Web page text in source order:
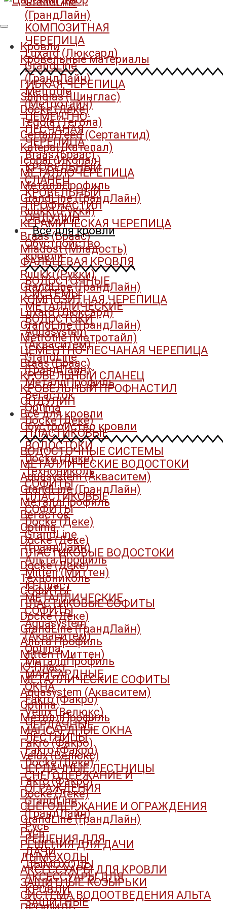
(ГрандЛайн)
КОМПОЗИТНАЯ
ЧЕРЕПИЦА
Luxard (Люксард)
GrandLine
(ГрандЛайн)
Metrotile
(Метротайл)
ЦЕМЕНТНО-
ПЕСЧАНАЯ
ЧЕРЕПИЦА
Braas (Браас)
КРОВЕЛЬНЫЙ
СЛАНЕЦ
КРОВЕЛЬНЫЙ
ПРОФНАСТИЛ
ОНДУЛИН
Всё для кровли
Обустройство
кровли
ВОДОСТОЧНЫЕ
СИСТЕМЫ
МЕТАЛЛИЧЕСКИЕ
ВОДОСТОКИ
Aquasystem
(Акваситем)
GrandLine
(ГрандЛайн)
МеталлПрофиль
Вегасток
Optima
Docke (Деке)
ПЛАСТИКОВЫЕ
ВОДОСТОКИ
Docke (Деке)
Технониколь
СОФИТЫ
ПЛАСТИКОВЫЕ
СОФИТЫ
Docke (Деке)
GrandLine
(ГрандЛайн)
Альта Профиль
Mitten (Миттен)
Ю-Пласт
МЕТАЛЛИЧЕСКИЕ
СОФИТЫ
Aquasystem
(Акваситем)
Optima
МеталлПрофиль
МАНСАРДНЫЕ
ОКНА
Fakro (Факро)
Velux (Велюкс)
ЧЕРДАЧНЫЕ
ЛЕСТНИЦЫ
Fakro (Факро)
Docke (Деке)
СНЕГОДЕРЖАНИЕ И
ОГРАЖДЕНИЯ
GrandLine
(ГрандЛайн)
Русь
РЕШЕНИЯ ДЛЯ
ДАЧИ
ДЫМОХОДЫ
АКСЕССУАРЫ ДЛЯ
КРОВЛИ
ЗАЩИТНЫЕ
Кровли
Кровельные материалы
ГИБКАЯ ЧЕРЕПИЦА
Shinglas (Шинглас)
Döcke (Дёке)
Tegola (Тегола)
CertainTeed (Сертантид)
Katepal (Катепал)
Icopal (Икопал)
МЕТАЛЛОЧЕРЕПИЦА
МеталлПрофиль
GrandLine (ГрандЛайн)
Ruukki (Рукки)
КЕРАМИЧЕСКАЯ ЧЕРЕПИЦА
Braas (Браас)
Mladost (Младость)
ФАЛЬЦЕВАЯ КРОВЛЯ
Ruukki (Рукки)
GrandLine (ГрандЛайн)
КОМПОЗИТНАЯ ЧЕРЕПИЦА
Luxard (Люксард)
GrandLine (ГрандЛайн)
Metrotile (Метротайл)
ЦЕМЕНТНО-ПЕСЧАНАЯ ЧЕРЕПИЦА
Braas (Браас)
КРОВЕЛЬНЫЙ СЛАНЕЦ
КРОВЕЛЬНЫЙ ПРОФНАСТИЛ
ОНДУЛИН
Всё для кровли
Обустройство кровли
ВОДОСТОЧНЫЕ СИСТЕМЫ
МЕТАЛЛИЧЕСКИЕ ВОДОСТОКИ
Aquasystem (Акваситем)
GrandLine (ГрандЛайн)
МеталлПрофиль
Вегасток
Optima
Docke (Деке)
ПЛАСТИКОВЫЕ ВОДОСТОКИ
Docke (Деке)
Технониколь
СОФИТЫ
ПЛАСТИКОВЫЕ СОФИТЫ
Docke (Деке)
GrandLine (ГрандЛайн)
Альта Профиль
Mitten (Миттен)
Ю-Пласт
МЕТАЛЛИЧЕСКИЕ СОФИТЫ
Aquasystem (Акваситем)
Optima
МеталлПрофиль
МАНСАРДНЫЕ ОКНА
Fakro (Факро)
Velux (Велюкс)
ЧЕРДАЧНЫЕ ЛЕСТНИЦЫ
Fakro (Факро)
Docke (Деке)
СНЕГОДЕРЖАНИЕ И ОГРАЖДЕНИЯ
GrandLine (ГрандЛайн)
Русь
РЕШЕНИЯ ДЛЯ ДАЧИ
ДЫМОХОДЫ
АКСЕССУАРЫ ДЛЯ КРОВЛИ
ЗАЩИТНЫЕ КОЗЫРЬКИ
СИСТЕМА ВОДООТВЕДЕНИЯ АЛЬТА